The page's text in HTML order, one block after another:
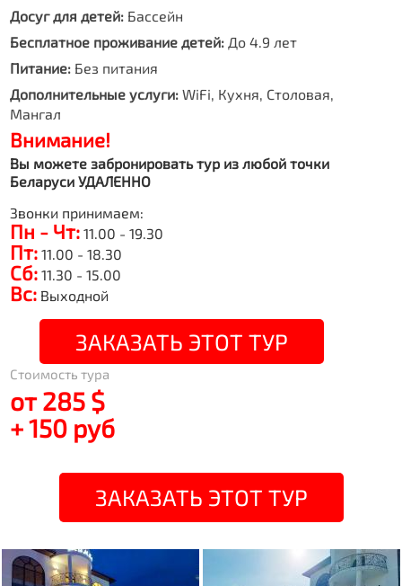
Досуг для детей: Бассейн
Бесплатное проживание детей: До 4.9 лет
Питание: Без питания
Дополнительные услуги: WiFi, Кухня, Столовая,
Мангал
Внимание!
Вы можете забронировать тур из любой точки
Беларуси УДАЛЕННО
Звонки принимаем:
Пн - Чт: 11.00 - 19.30
Пт: 11.00 - 18.30
Сб: 11.30 - 15.00
Вс: Выходной
ЗАКАЗАТЬ ЭТОТ ТУР
Стоимость тура
от 285 $
+ 150 руб
ЗАКАЗАТЬ ЭТОТ ТУР